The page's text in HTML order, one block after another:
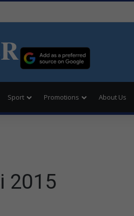
Sport Promotions About Us
2015